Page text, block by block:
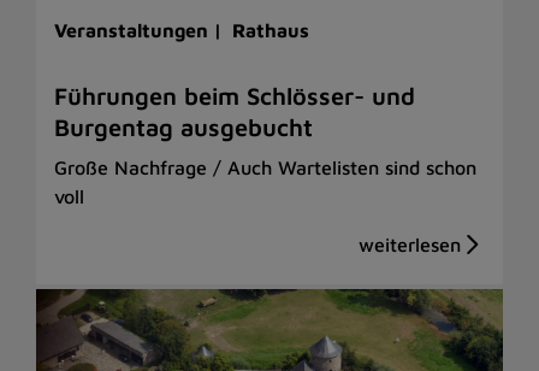
Veranstaltungen | Rathaus
Führungen beim Schlösser- und
Burgentag ausgebucht
Große Nachfrage / Auch Wartelisten sind schon
voll